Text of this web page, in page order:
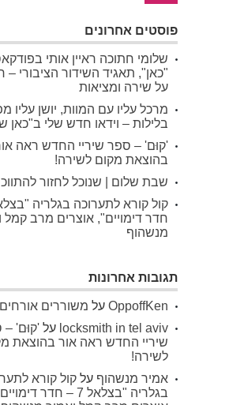
פוסטים אחרונים
שלומי חתוכה ראיין אותי
"כאן", תאגיד השידור הציבורי –
על שירה ומציאות
מרכל עליו עם המוות, יושן עליו
בלילות – וידאו חדש שלי ב"כאן
'קוּם' – ספר שיריי החדש ראה
בהוצאת מקום לשירה!
שבת שלום | שנוכל לחזור
חדר דימויים", אוצרים מרב קמל
מנשהוף
תגובות אחרונות
OppoffKen על משוררים
locksmith in tel aviv על 'קוּם' –
שיריי החדש ראה אור בהוצאת
לשירה!
אמיר מנשהוף על קול קורא
בגלריה "בצלאל 7 – חדר